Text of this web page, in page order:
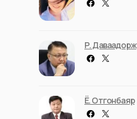
Р. Даваадорж
Ё. Отгонбаяр